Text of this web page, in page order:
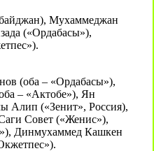
Мухаммеджан
(«Ордабасы»),
(оба – «Ордабасы»),
– «Актобе»), Ян
Алип («Зенит», Россия),
Совет («Женис»),
Динмухаммед Кашкен